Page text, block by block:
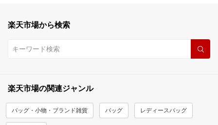
楽天市場から検索
楽天市場の関連ジャンル
バッグ・小物・ブランド雑貨 バッグ レディースバッグ